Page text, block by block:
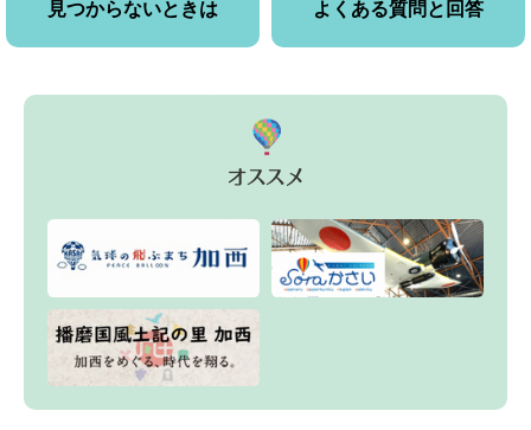
見つからないときは よくある質問と回答